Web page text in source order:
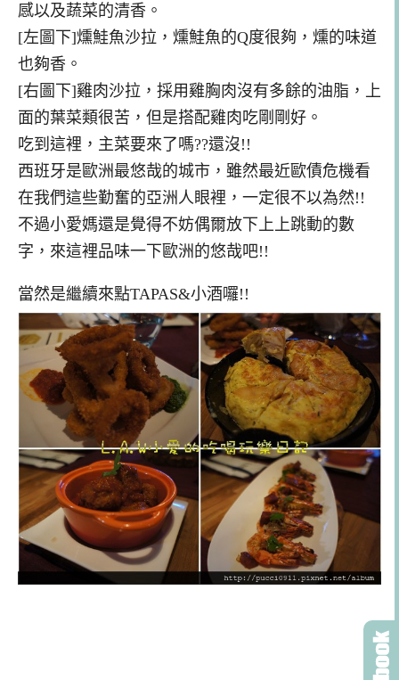
感以及蔬菜的清香。
[左圖下]燻鮭魚沙拉，燻鮭魚的Q度很夠，燻的味道
也夠香。
[右圖下]雞肉沙拉，採用雞胸肉沒有多餘的油脂，上
面的葉菜類很苦，但是搭配雞肉吃剛剛好。
吃到這裡，主菜要來了嗎??還沒!!
西班牙是歐洲最悠哉的城市，雖然最近歐債危機看
在我們這些勤奮的亞洲人眼裡，一定很不以為然!!
不過小愛媽還是覺得不妨偶爾放下上上跳動的數
字，來這裡品味一下歐洲的悠哉吧!!
當然是繼續來點TAPAS&小酒囉!!